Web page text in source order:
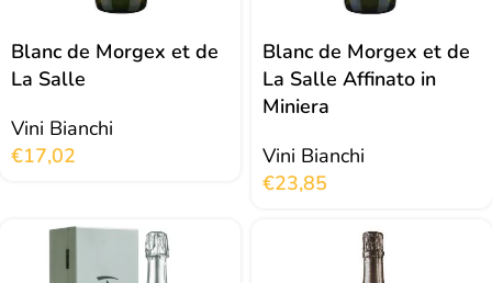
Blanc de Morgex et de
La Salle
Vini Bianchi
€17,02
Blanc de Morgex et de
La Salle Affinato in
Miniera
Vini Bianchi
€23,85